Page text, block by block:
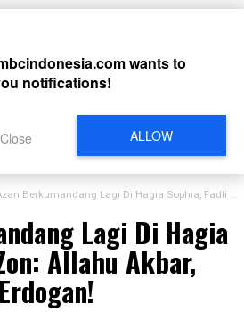
Berkumandang Lagi Di Hagia Sophia, Fadli Zon: Allahu Akbar, Terima Kasih Erdogan!
Lagi Di Hagia
Allahu Akbar,
wants to
notifications!
ALLOW
Close